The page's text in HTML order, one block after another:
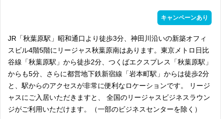
キャンペーンあり
JR「秋葉原駅」昭和通口より徒歩3分、神田川沿いの新築オフィ
スビル4階5階にリージャス秋葉原南はあります。東京メトロ日比
谷線「秋葉原駅」から徒歩2分、つくばエクスプレス「秋葉原駅」
からも5分、さらに都営地下鉄新宿線「岩本町駅」からは徒歩2分
と、駅からのアクセスが非常に便利なロケーションです。 リージ
ャスにご入居いただきますと、 全国のリージャスビジネスラウン
ジがご利用いただけます。（一部のビジネスセンターを除く）